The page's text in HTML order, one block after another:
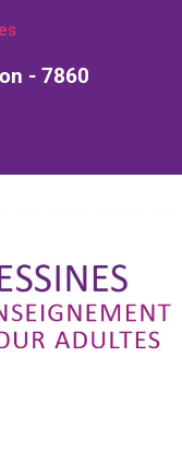
- 7860